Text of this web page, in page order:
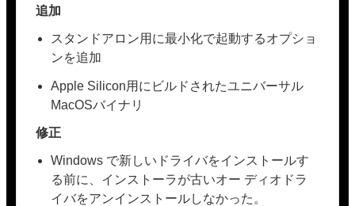
追加
スタンドアロン用に最小化で起動するオプショ
ンを追加
Apple Silicon用にビルドされたユニバーサル
MacOSバイナリ
修正
Windows で新しいドライバをインストールす
る前に、インストーラが古いオー ディオドラ
イバをアンインストールしなかった。